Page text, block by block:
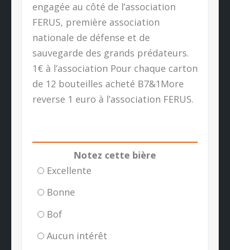
engagée au côté de l’association
FERUS, première association
nationale de défense et de
sauvegarde des grands prédateurs.
1€ à l’association Pour chaque carton
de 12 bouteilles acheté B7&1More
reverse 1 euro à l’association FERUS.
Notez cette bière
Excellente
Bonne
Bof
Aucun intérêt